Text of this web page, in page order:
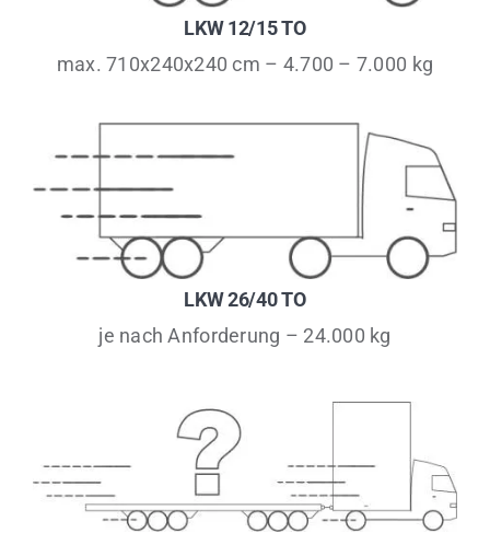
LKW 12/15 TO
max. 710x240x240 cm – 4.700 – 7.000 kg
LKW 26/40 TO
je nach Anforderung – 24.000 kg